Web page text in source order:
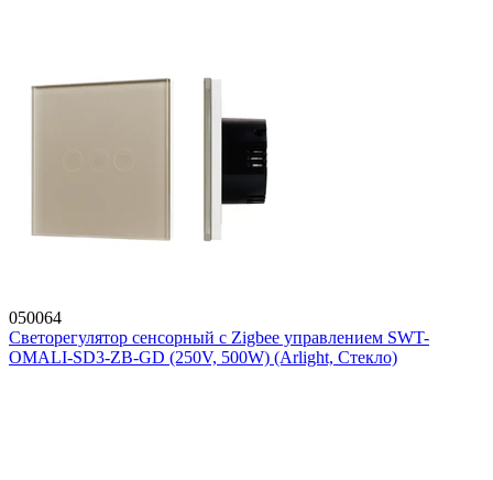
050064
Светорегулятор сенсорный с Zigbee управлением SWT-
OMALI-SD3-ZB-GD (250V, 500W) (Arlight, Стекло)